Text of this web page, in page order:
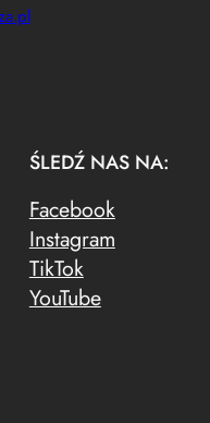
ŚLEDŹ NAS NA:
Facebook
Instagram
TikTok
YouTube